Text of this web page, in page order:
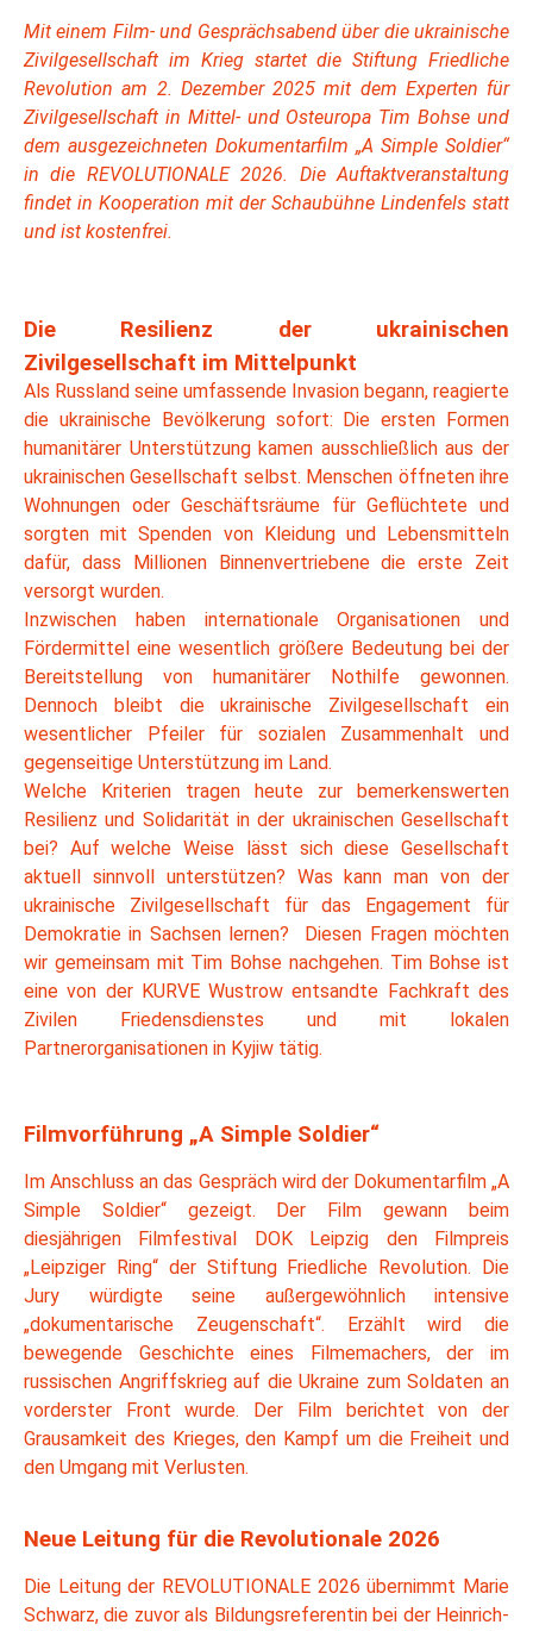
Mit einem Film- und Gesprächsabend über die ukrainische
Zivilgesellschaft im Krieg startet die Stiftung Friedliche
Revolution am 2. Dezember 2025 mit dem Experten für
Zivilgesellschaft in Mittel- und Osteuropa Tim Bohse und
dem ausgezeichneten Dokumentarfilm „A Simple Soldier“
in die REVOLUTIONALE 2026. Die Auftaktveranstaltung
findet in Kooperation mit der Schaubühne Lindenfels statt
und ist kostenfrei.
Die Resilienz der ukrainischen
Zivilgesellschaft im Mittelpunkt
Als Russland seine umfassende Invasion begann, reagierte
die ukrainische Bevölkerung sofort: Die ersten Formen
humanitärer Unterstützung kamen ausschließlich aus der
ukrainischen Gesellschaft selbst. Menschen öffneten ihre
Wohnungen oder Geschäftsräume für Geflüchtete und
sorgten mit Spenden von Kleidung und Lebensmitteln
dafür, dass Millionen Binnenvertriebene die erste Zeit
versorgt wurden.
Inzwischen haben internationale Organisationen und
Fördermittel eine wesentlich größere Bedeutung bei der
Bereitstellung von humanitärer Nothilfe gewonnen.
Dennoch bleibt die ukrainische Zivilgesellschaft ein
wesentlicher Pfeiler für sozialen Zusammenhalt und
gegenseitige Unterstützung im Land.
Welche Kriterien tragen heute zur bemerkenswerten
Resilienz und Solidarität in der ukrainischen Gesellschaft
bei? Auf welche Weise lässt sich diese Gesellschaft
aktuell sinnvoll unterstützen? Was kann man von der
ukrainische Zivilgesellschaft für das Engagement für
Demokratie in Sachsen lernen? Diesen Fragen möchten
wir gemeinsam mit Tim Bohse nachgehen. Tim Bohse ist
eine von der KURVE Wustrow entsandte Fachkraft des
Zivilen Friedensdienstes und mit lokalen
Partnerorganisationen in Kyjiw tätig.
Filmvorführung „A Simple Soldier“
Im Anschluss an das Gespräch wird der Dokumentarfilm „A
Simple Soldier“ gezeigt. Der Film gewann beim
diesjährigen Filmfestival DOK Leipzig den Filmpreis
„Leipziger Ring“ der Stiftung Friedliche Revolution. Die
Jury würdigte seine außergewöhnlich intensive
„dokumentarische Zeugenschaft“. Erzählt wird die
bewegende Geschichte eines Filmemachers, der im
russischen Angriffskrieg auf die Ukraine zum Soldaten an
vorderster Front wurde. Der Film berichtet von der
Grausamkeit des Krieges, den Kampf um die Freiheit und
den Umgang mit Verlusten.
Neue Leitung für die Revolutionale 2026
Die Leitung der REVOLUTIONALE 2026 übernimmt Marie
Schwarz, die zuvor als Bildungsreferentin bei der Heinrich-